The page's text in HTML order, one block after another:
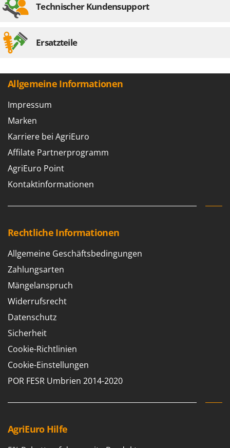
U
Udor
V
Vesco
W
Waldner
Weber
WIDU
Wiper EcoRobot
Wolf Garten
Y
Z
Zanon
Zephir
ZGrills
Zodiac
Zomax
Technischer Kundensupport
Ersatzteile
Allgemeine Informationen
Impressum
Marken
Karriere bei AgriEuro
Affilate Partnerprogramm
AgriEuro Point
Kontaktinformationen
Rechtliche Informationen
Allgemeine Geschäftsbedingungen
Zahlungsarten
Mängelanspruch
Widerrufsrecht
Datenschutz
Sicherheit
Cookie-Richtlinien
Cookie-Einstellungen
POR FESR Umbrien 2014-2020
AgriEuro Hilfe